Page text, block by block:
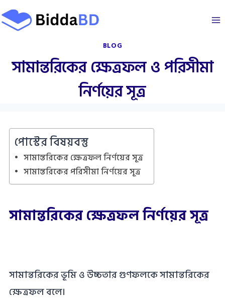
Skip
to
BLOG
সামান্তরিকের ক্ষেত্রফল ও পরিসীমা
নির্ণয়ের সূত্র
পোস্টের বিষয়বস্তু
সামান্তরিকের ক্ষেত্রফল নির্ণয়ের সূত্র
সামান্তরিকের পরিসীমা নির্ণয়ের সূত্র
সামান্তরিকের ক্ষেত্রফল নির্ণয়ের সূত্র
সামান্তরিকের ভূমি ও উচ্চতার গুণফলকে সামান্তরিকের
ক্ষেত্রফল বলে।